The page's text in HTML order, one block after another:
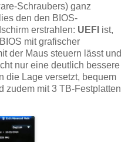
Schraubers) ganz
den den BIOS-
erstrahlen: UEFI ist,
mit grafischer
der Maus steuern lässt und
nur eine deutlich bessere
die Lage versetzt, bequem
zudem mit 3 TB-Festplatten